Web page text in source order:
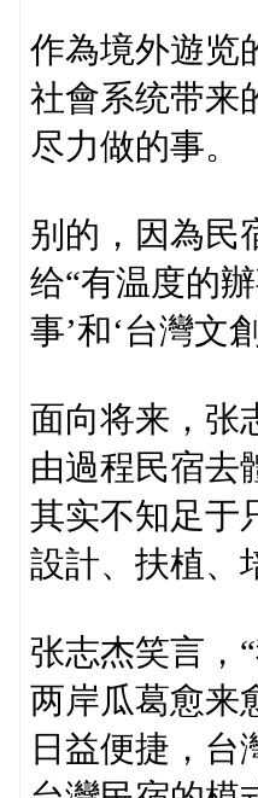
作為境外遊览
社會系统带来
尽力做的事。
别的，因為民
给“有温度的
事’和‘台灣文
面向将来，张
由過程民宿去
其实不知足于
設計、扶植、
张志杰笑言，
两岸瓜葛愈来
日益便捷，台